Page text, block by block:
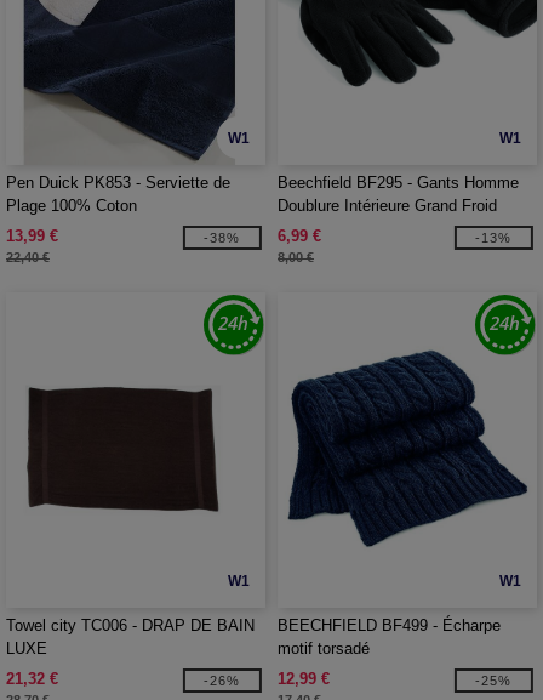
W1
Pen Duick PK853 - Serviette de
Plage 100% Coton
13,99 €
22,40 €
-38%
W1
Beechfield BF295 - Gants Homme
Doublure Intérieure Grand Froid
6,99 €
8,00 €
-13%
W1
Towel city TC006 - DRAP DE BAIN
LUXE
21,32 €
-26%
W1
BEECHFIELD BF499 - Écharpe
motif torsadé
12,99 €
-25%